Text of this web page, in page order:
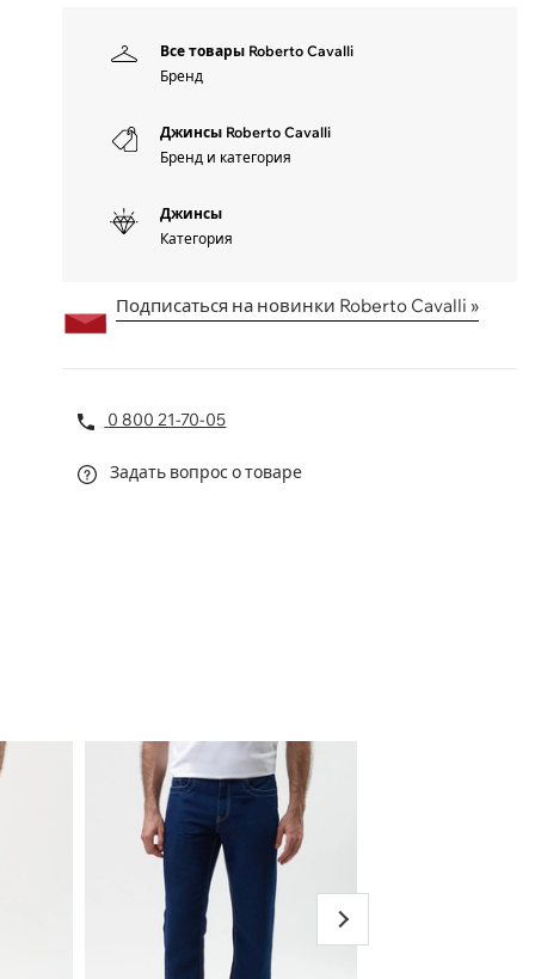
Все товары Roberto Cavalli
Бренд
Джинсы Roberto Cavalli
Бренд и категория
Джинсы
Категория
Подписаться на новинки Roberto Cavalli »
0 800 21-70-05
Задать вопрос о товаре